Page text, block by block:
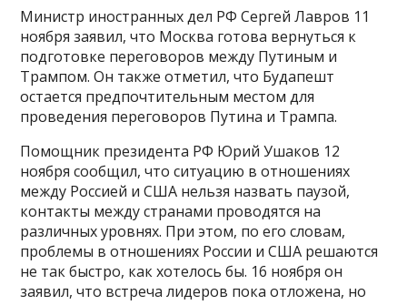
Министр иностранных дел РФ Сергей Лавров 11
ноября заявил, что Москва готова вернуться к
подготовке переговоров между Путиным и
Трампом. Он также отметил, что Будапешт
остается предпочтительным местом для
проведения переговоров Путина и Трампа.
Помощник президента РФ Юрий Ушаков 12
ноября сообщил, что ситуацию в отношениях
между Россией и США нельзя назвать паузой,
контакты между странами проводятся на
различных уровнях. При этом, по его словам,
проблемы в отношениях России и США решаются
не так быстро, как хотелось бы. 16 ноября он
заявил, что встреча лидеров пока отложена, но